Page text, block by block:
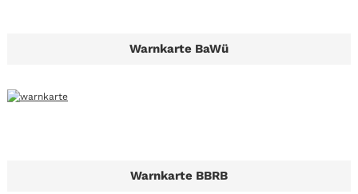
Warnkarte BaWü
Warnkarte BBRB